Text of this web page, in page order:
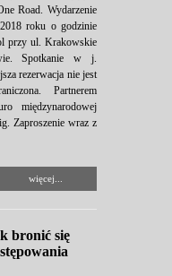
Road. Wydarzenie
roku o godzinie
przy ul. Krakowskie
Spotkanie w j.
rezerwacja nie jest
Partnerem
międzynarodowej
Zaproszenie wraz z
więcej...
bronić się